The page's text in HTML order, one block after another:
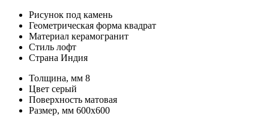
Рисунок под камень
Геометрическая форма квадрат
Материал керамогранит
Стиль лофт
Страна Индия
Толщина, мм 8
Цвет серый
Поверхность матовая
Размер, мм 600x600